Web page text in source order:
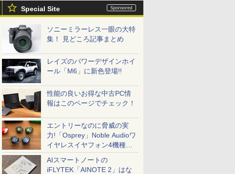
Special Site
ソニーミラーレス一眼の大特
集！ 見どころ記事まとめ
レイズのパワーデザインホイ
ール「M6」に新色登場!!
性能の良いお得な中古PC情
報はこのページでチェック！
エントリーなのに脅威の実
力!「Osprey」Noble Audioワ
イヤレスイヤフォン4機種を
一気に聴く
AIスマートノートの
iFLYTEK「AINOTE 2」はな